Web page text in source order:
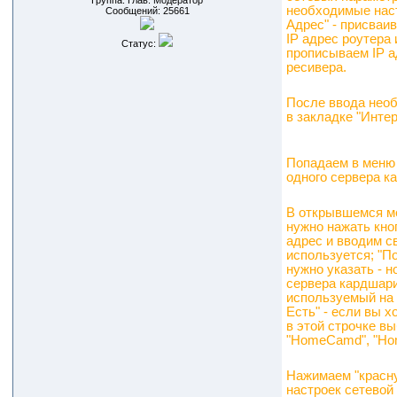
Сообщений: 25661
Статус:
необходимые
Адрес" -
IP адрес
прописываем IP
ресивера.
После ввода
в закладке
Попадаем в меню
одного сервера
В открывшемся
нужно нажать
адрес и вводим
используется;
нужно указать -
сервера
используемый на
Есть" - если вы
в этой строчке
"HomeCamd",
Нажимаем
настроек